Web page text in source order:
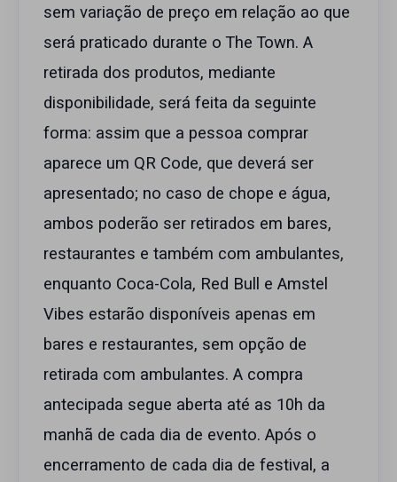
sem variação de preço em relação ao que
será praticado durante o The Town. A
retirada dos produtos, mediante
disponibilidade, será feita da seguinte
forma: assim que a pessoa comprar
aparece um QR Code, que deverá ser
apresentado; no caso de chope e água,
ambos poderão ser retirados em bares,
restaurantes e também com ambulantes,
enquanto Coca-Cola, Red Bull e Amstel
Vibes estarão disponíveis apenas em
bares e restaurantes, sem opção de
retirada com ambulantes. A compra
antecipada segue aberta até as 10h da
manhã de cada dia de evento. Após o
encerramento de cada dia de festival, a